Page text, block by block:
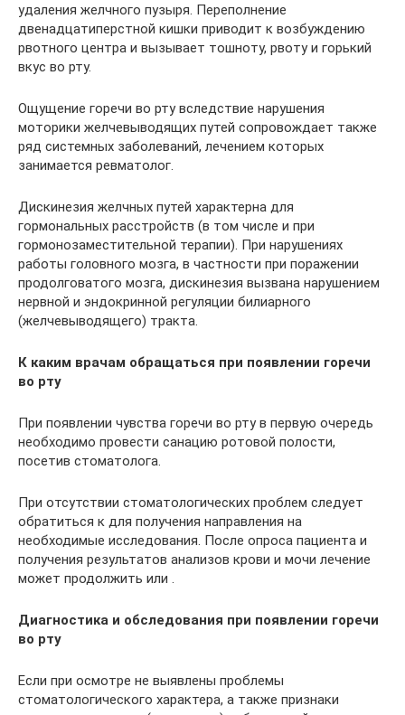
удаления желчного пузыря. Переполнение
двенадцатиперстной кишки приводит к возбуждению
рвотного центра и вызывает тошноту, рвоту и горький
вкус во рту.
Ощущение горечи во рту вследствие нарушения
моторики желчевыводящих путей сопровождает также
ряд системных заболеваний, лечением которых
занимается ревматолог.
Дискинезия желчных путей характерна для
гормональных расстройств (в том числе и при
гормонозаместительной терапии). При нарушениях
работы головного мозга, в частности при поражении
продолговатого мозга, дискинезия вызвана нарушением
нервной и эндокринной регуляции билиарного
(желчевыводящего) тракта.
К каким врачам обращаться при появлении горечи
во рту
При появлении чувства горечи во рту в первую очередь
необходимо провести санацию ротовой полости,
посетив стоматолога.
При отсутствии стоматологических проблем следует
обратиться к для получения направления на
необходимые исследования. После опроса пациента и
получения результатов анализов крови и мочи лечение
может продолжить или .
Диагностика и обследования при появлении горечи
во рту
Если при осмотре не выявлены проблемы
стоматологического характера, а также признаки